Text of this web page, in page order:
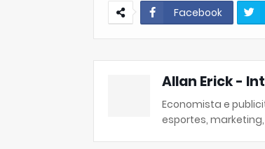
Facebook
Allan Erick -
Economista e
esportes,